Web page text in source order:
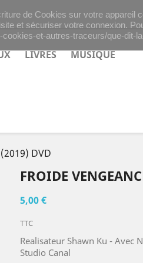
de Cookies sur votre
et sécuriser votre connexion.
cookies-et-autres-traceurs/que-dit-
LIVRES MUSIQUE
DVD
FROIDE
5,00 €
TTC
Realisateur Shawn Ku - Avec
Studio Canal